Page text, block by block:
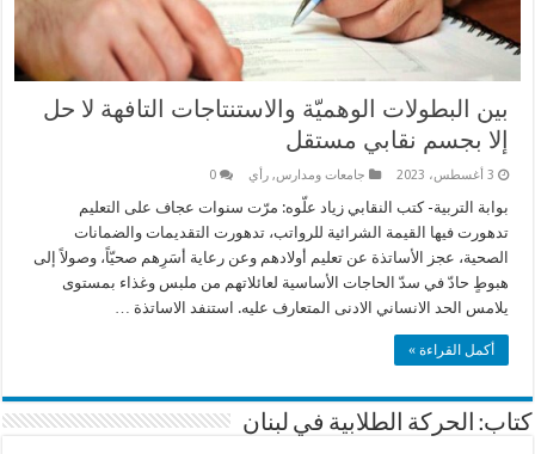
بين البطولات الوهميّة والاستنتاجات التافهة لا حل
إلا بجسم نقابي مستقل
3 أغسطس، 2023 جامعات ومدارس,رأي 0
بوابة التربية- كتب النقابي زياد علّوه: مرّت سنوات عجاف على التعليم
تدهورت فيها القيمة الشرائية للرواتب، تدهورت التقديمات والضمانات
الصحية، عجز الأساتذة عن تعليم أولادهم وعن رعاية أسَرِهم صحيّاً، وصولاً إلى
هبوطٍ حادّ في سدّ الحاجات الأساسية لعائلاتهم من ملبس وغذاء بمستوى
يلامس الحد الانساني الادنى المتعارف عليه. استنفد الاساتذة …
أكمل القراءة »
كتاب: الحركة الطلابية في لبنان